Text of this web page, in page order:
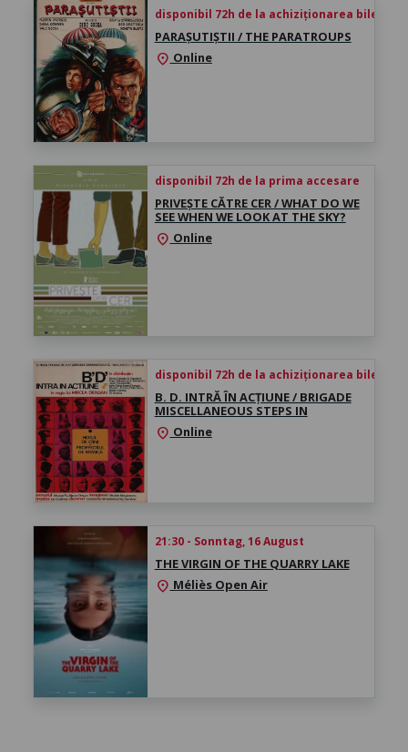
disponibil 72h de la achiziționarea biletului
PARAȘUTIȘTII / THE PARATROUPS
location_on Online
disponibil 72h de la prima accesare
PRIVEȘTE CĂTRE CER / WHAT DO WE
SEE WHEN WE LOOK AT THE SKY?
location_on Online
disponibil 72h de la achiziționarea biletului
B. D. INTRĂ ÎN ACȚIUNE / BRIGADE
MISCELLANEOUS STEPS IN
location_on Online
21:30 - Sonntag, 16 August
THE VIRGIN OF THE QUARRY LAKE
location_on Méliès Open Air